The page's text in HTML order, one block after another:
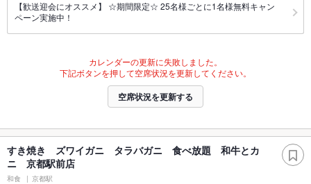
【歓送迎会にオススメ】 ☆期間限定☆ 25名様ごとに1名様無料キャン
ペーン実施中！
カレンダーの更新に失敗しました。
下記ボタンを押して空席状況を更新してください。
空席状況を更新する
すき焼き ズワイガニ タラバガニ 食べ放題 和牛とカ
ニ 京都駅前店
和食 京都駅